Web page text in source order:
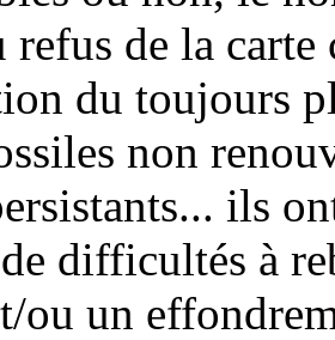
refus de la
du toujours
non
ils
difficultés à
ou un